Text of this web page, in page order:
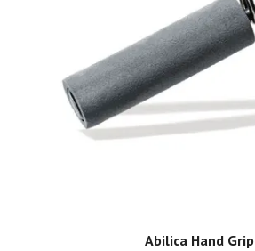
Abilica Hand Grip